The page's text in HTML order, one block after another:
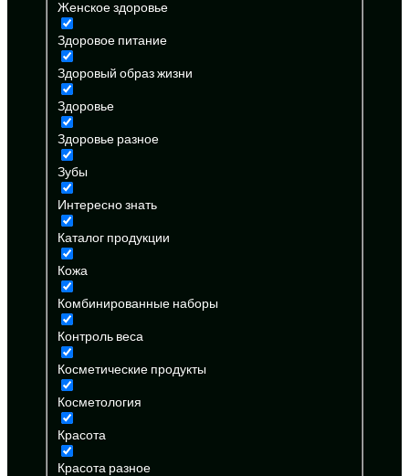
Женское здоровье
Здоровое питание
Здоровый образ жизни
Здоровье
Здоровье разное
Зубы
Интересно знать
Каталог продукции
Кожа
Комбинированные наборы
Контроль веса
Косметические продукты
Косметология
Красота
Красота разное